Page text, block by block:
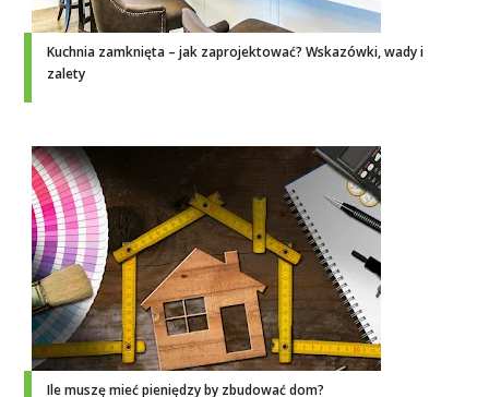
Kuchnia zamknięta – jak zaprojektować? Wskazówki, wady i
zalety
Ile muszę mieć pieniędzy by zbudować dom?